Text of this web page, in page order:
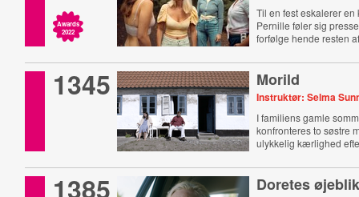
Awards
2022
Til en fest eskalerer en
Pernille føler sig
forfølge hende resten
1345 Morild
Instruktør: Selma
I familiens gamle
konfronteres to søstre
ulykkelig kærlighed
1385 Doretes